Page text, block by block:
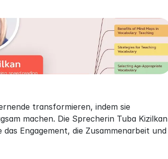
transformieren, indem sie
machen. Die Sprecherin Tuba Kizilkan
Engagement, die Zusammenarbeit und